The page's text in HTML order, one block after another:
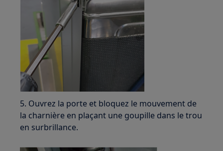
5. Ouvrez la porte et bloquez le mouvement de
la charnière en plaçant une goupille dans le trou
en surbrillance.